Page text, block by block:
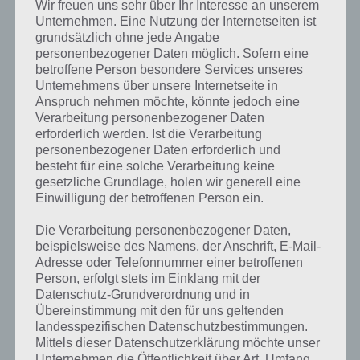
Oben findest du bereits die Lösung rund um Etwas, das du tust/das
mit dir passiert, wenn Du Angst hast. Da die Reihenfolge bei jedem
Spieler anders ist, können wir dir nicht das exakte Level anzeigen,
weshalb du über unsere Komplettlösung jedoch trotzdem zu jedem
Sachverhalt die entsprechenden Antworten findest!
Weitere Lösungen zu 94%
gesucht? Schaue inunsere
Komplettlösung zur App! Dort
kannst du mit der Suche
schnell die Antworten und
Lösungen der über 300 Level
finden!
Du findest Lösungen auch ohne unsere Hilfe, indem du in der App
Münzen einsetzt. Da diese jedoch begrenzt sind, hast du hier stets
Wir freuen uns sehr über Ihr Interesse an unserem
Unternehmen. Eine Nutzung der Internetseiten ist
grundsätzlich ohne jede Angabe
personenbezogener Daten möglich. Sofern eine
betroffene Person besondere Services unseres
Unternehmens über unsere Internetseite in
Anspruch nehmen möchte, könnte jedoch eine
Verarbeitung personenbezogener Daten
erforderlich werden. Ist die Verarbeitung
personenbezogener Daten erforderlich und
besteht für eine solche Verarbeitung keine
gesetzliche Grundlage, holen wir generell eine
Einwilligung der betroffenen Person ein.
Die Verarbeitung personenbezogener Daten,
beispielsweise des Namens, der Anschrift, E-Mail-
Adresse oder Telefonnummer einer betroffenen
Person, erfolgt stets im Einklang mit der
Datenschutz-Grundverordnung und in
Übereinstimmung mit den für uns geltenden
landesspezifischen Datenschutzbestimmungen.
Mittels dieser Datenschutzerklärung möchte unser